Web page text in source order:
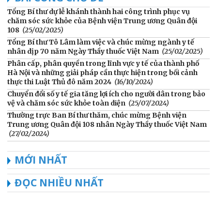
Tổng Bí thư dự lễ khánh thành hai công trình phục vụ
chăm sóc sức khỏe của Bệnh viện Trung ương Quân đội
108 (25/02/2025)
Tổng Bí thư Tô Lâm làm việc và chúc mừng ngành y tế
nhân dịp 70 năm Ngày Thầy thuốc Việt Nam (25/02/2025)
Phân cấp, phân quyền trong lĩnh vực y tế của thành phố
Hà Nội và những giải pháp cần thực hiện trong bối cảnh
thực thi Luật Thủ đô năm 2024 (16/10/2024)
Chuyển đổi số y tế gia tăng lợi ích cho người dân trong bảo
vệ và chăm sóc sức khỏe toàn diện (25/07/2024)
Thường trực Ban Bí thư thăm, chúc mừng Bệnh viện
Trung ương Quân đội 108 nhân Ngày Thầy thuốc Việt Nam
(27/02/2024)
MỚI NHẤT
ĐỌC NHIỀU NHẤT